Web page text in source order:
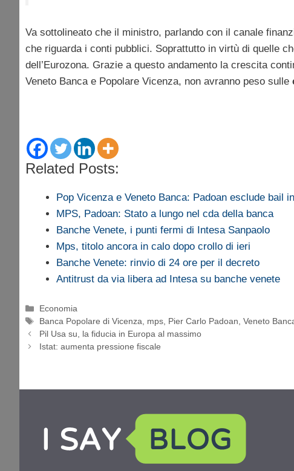
Va sottolineato che il ministro, parlando con il canale
che riguarda i conti pubblici. Soprattutto in virtù di quelle
dell’Eurozona. Grazie a questo andamento la crescita
Veneto Banca e Popolare Vicenza, non avranno peso sulle
Related Posts:
Pop Vicenza e Veneto Banca: Padoan esclude bail in
MPS, Padoan: Stato a lungo nel cda della banca
Banche Venete, i punti fermi di Intesa Sanpaolo
Mps, titolo ancora in calo dopo crollo di ieri
Banche Venete: rinvio di 24 ore per il decreto
Antitrust da via libera ad Intesa su banche venete
Categorie
Economia
Tag
Banca Popolare di Vicenza, mps, Pier Carlo Padoan,Veneto
Pil Usa su, la fiducia in Europa al massimo
Istat: aumenta pressione fiscale